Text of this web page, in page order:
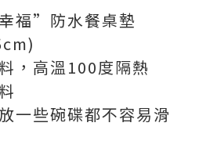
福”防水餐桌墊
，高溫100度隔熱
一些碗碟都不容易滑